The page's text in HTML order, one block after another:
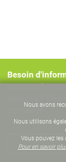
Besoin
Vous
Nous avons
Nous utilisons
Vous pouvez les
Pour en savoir